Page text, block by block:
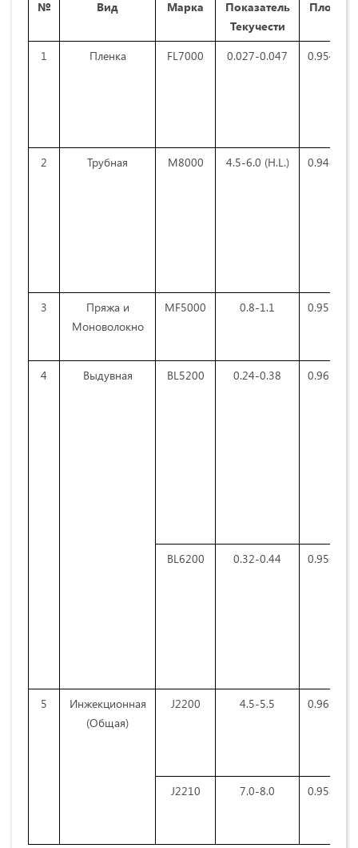
№ Вид Марка
Показатель
Текучести
1 Пленка FL7000 0.027-0.047 0.954-
2 Трубная M8000 4.5-6.0 (H.L.) 0.948-
3
Пряжа и
Моноволокно
MF5000 0.8-1.1 0.951-
4 Выдувная BL5200 0.24-0.38 0.961-
BL6200 0.32-0.44 0.956-
5
Инжекционная
(Общая)
J2200 4.5-5.5 0.963-
J2210 7.0-8.0 0.958-